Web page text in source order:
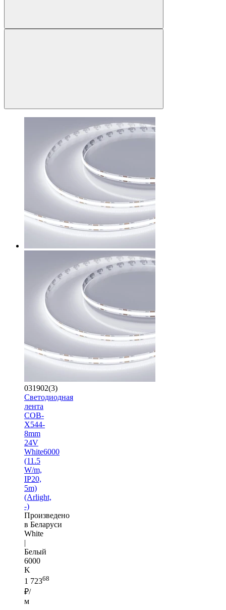
031902(3)
Светодиодная
лента
COB-
X544-
8mm
24V
White6000
(11.5
W/m,
IP20,
5m)
(Arlight,
-)
Произведено
в Беларуси
White
|
Белый
6000
K
1 72368
₽/
м